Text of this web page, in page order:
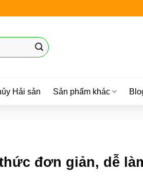
Hải sản Sản phẩm khác
đơn giản, dễ